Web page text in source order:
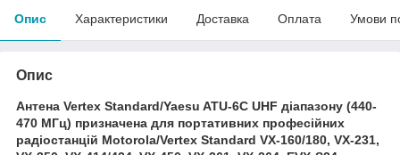
Опис Характеристики Доставка Оплата Умови
Опис
Антена Vertex Standard/Yaesu ATU-6C UHF діапазону (440-
470 МГц) призначена для портативних професійних
радіостанцій Motorola/Vertex Standard VX-160/180, VX-231,